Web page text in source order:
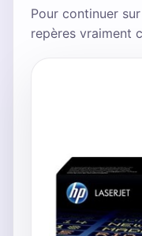
Pour continuer
repères vraiment